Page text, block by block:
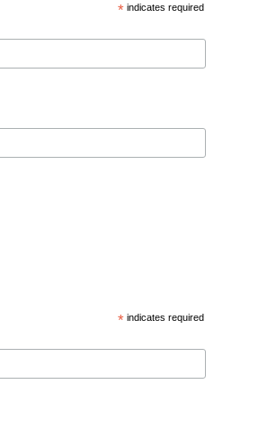
* indicates required
* indicates required